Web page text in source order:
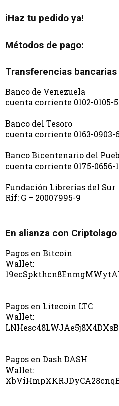
iHaz tu pedido ya!
Métodos de pago:
Transferencias bancarias
Banco de Venezuela
cuenta corriente 0102-0105-
Banco del Tesoro
cuenta corriente 0163-0903-
Banco Bicentenario del
cuenta corriente 0175-0656-
Fundación Librerías del Sur
Rif: G – 20007995-9
En alianza con Criptolago
Pagos en Bitcoin
Wallet:
Pagos en Litecoin LTC
Wallet:
Pagos en Dash DASH
Wallet: